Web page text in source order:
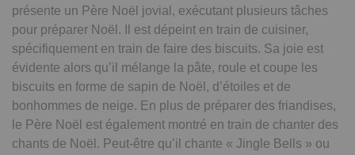
présente un Père Noël jovial, exécutant plusieurs tâches
pour préparer Noël. Il est dépeint en train de cuisiner,
spécifiquement en train de faire des biscuits. Sa joie est
évidente alors qu’il mélange la pâte, roule et coupe les
biscuits en forme de sapin de Noël, d’étoiles et de
bonhommes de neige. En plus de préparer des friandises,
le Père Noël est également montré en train de chanter des
chants de Noël. Peut-être qu’il chante « Jingle Bells » ou